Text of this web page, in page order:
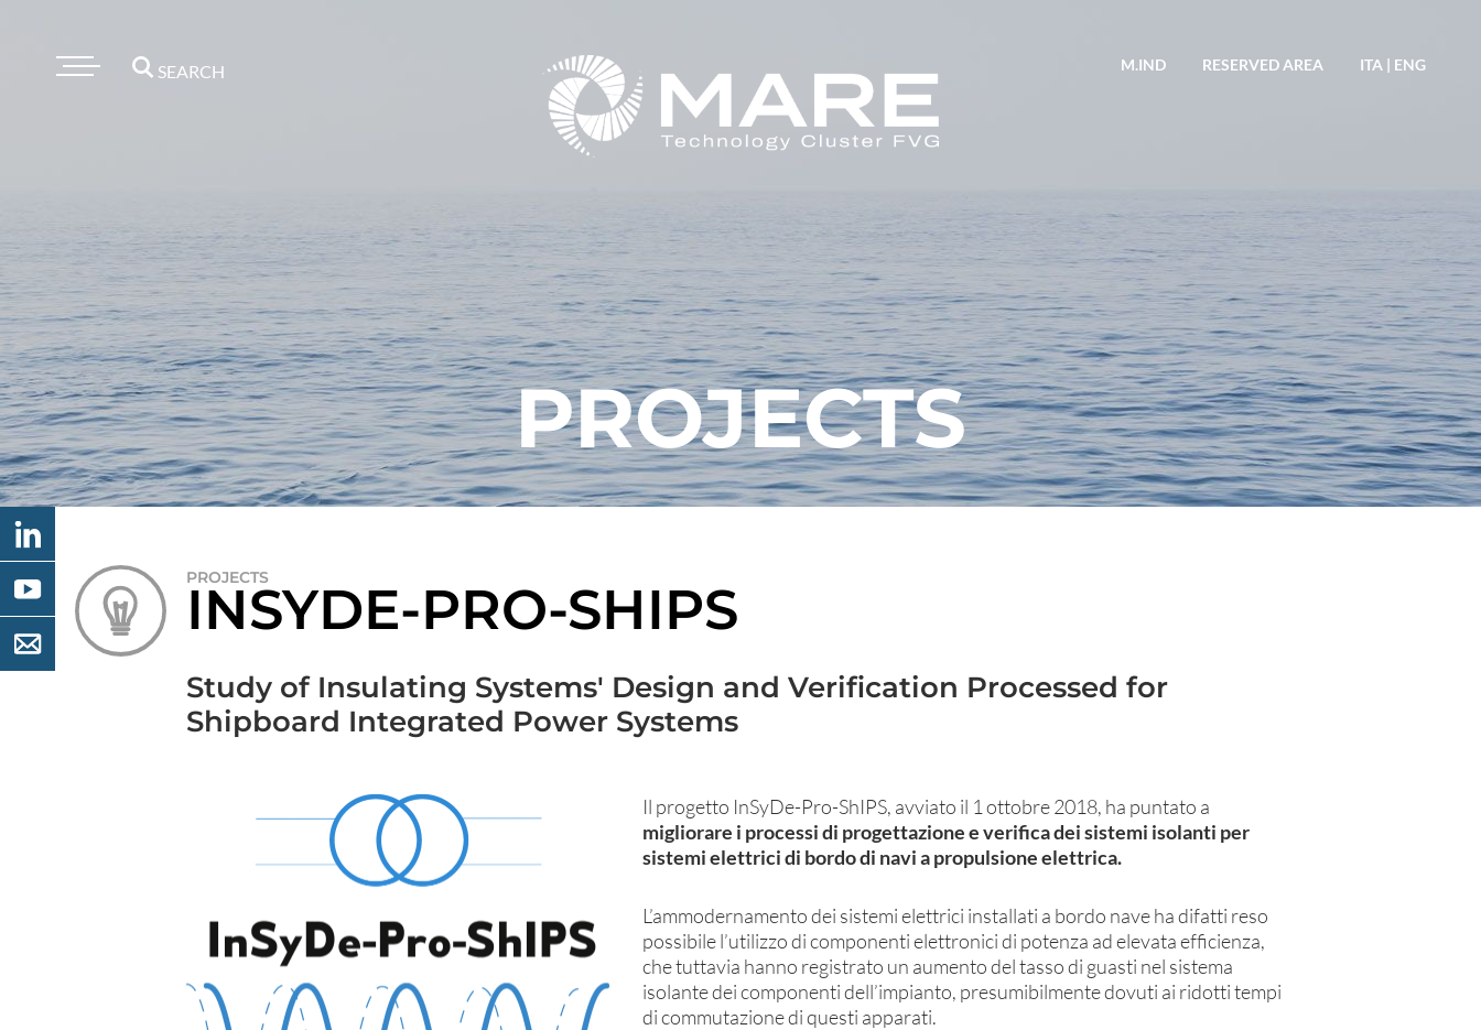
SEARCH M.IND RESERVED AREA ITA | ENG
PROJECTS
PROJECTS
INSYDE-PRO-SHIPS
Study of Insulating Systems' Design and Verification Processed for
Shipboard Integrated Power Systems
Il progetto InSyDe-Pro-ShIPS, avviato il 1 ottobre 2018, ha puntato a
migliorare i processi di progettazione e verifica dei sistemi isolanti per
sistemi elettrici di bordo di navi a propulsione elettrica.
L’ammodernamento dei sistemi elettrici installati a bordo nave ha difatti reso
possibile l’utilizzo di componenti elettronici di potenza ad elevata efficienza,
che tuttavia hanno registrato un aumento del tasso di guasti nel sistema
isolante dei componenti dell’impianto, presumibilmente dovuti ai ridotti tempi
di commutazione di questi apparati.